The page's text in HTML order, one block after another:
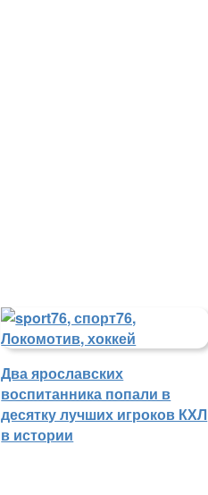
Два ярославских
воспитанника попали в
десятку лучших игроков КХЛ
в истории